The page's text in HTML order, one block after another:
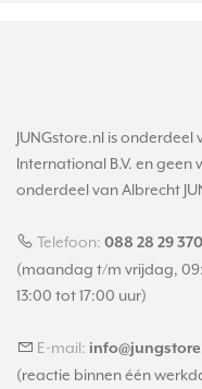
JUNGstore.nl is onderdeel
International B.V. en geen
onderdeel van Albrecht
Telefoon: 088 28 29 370
(maandag t/m vrijdag,
13:00 tot 17:00 uur)
E-mail:
(reactie binnen één